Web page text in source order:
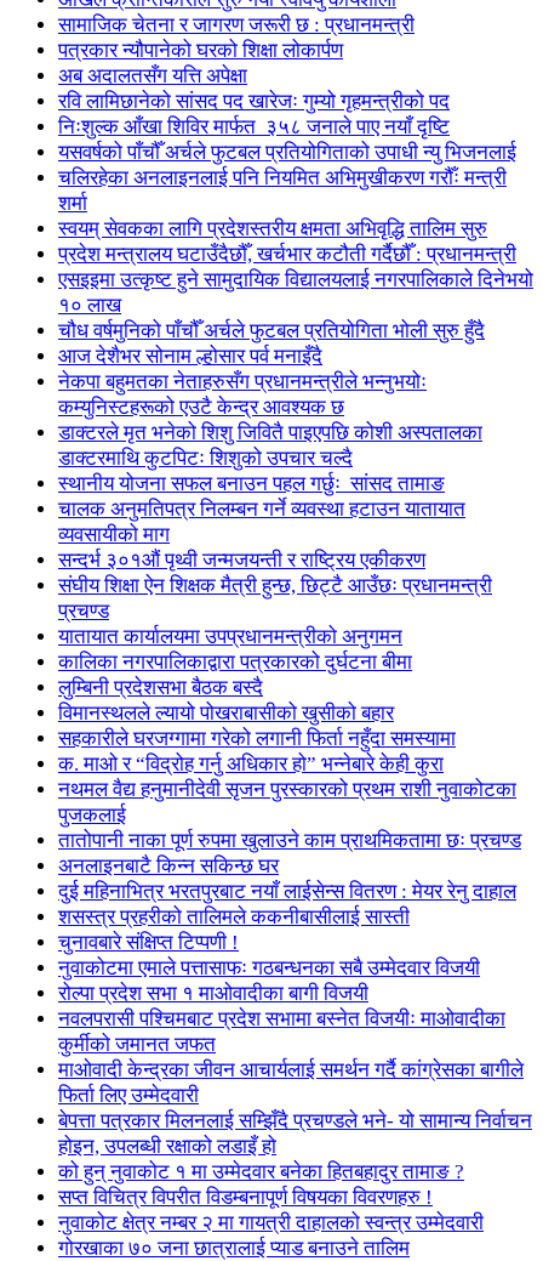
सामाजिक चेतना र जागरण जरूरी छ : प्रधानमन्त्री
पत्रकार न्यौपानेको घरको शिक्षा लोकार्पण
अब अदालतसँग यत्ति अपेक्षा
रवि लामिछानेको सांसद पद खारेजः गुम्यो गृहमन्त्रीको पद
निःशुल्क आँखा शिविर मार्फत ३५८ जनाले पाए नयाँ दृष्टि
यसवर्षको पाँचौँ अर्चले फुटबल प्रतियोगिताको उपाधी न्यु भिजनलाई
चलिरहेका अनलाइनलाई पनि नियमित अभिमुखीकरण गरौँः मन्त्री
शर्मा
स्वयम् सेवकका लागि प्रदेशस्तरीय क्षमता अभिवृद्धि तालिम सुरु
प्रदेश मन्त्रालय घटाउँदैछौँ, खर्चभार कटौती गर्दैछौँ : प्रधानमन्त्री
एसइइमा उत्कृष्ट हुने सामुदायिक विद्यालयलाई नगरपालिकाले दिनेभयो
१० लाख
चौध वर्षमुनिको पाँचौँ अर्चले फुटबल प्रतियोगिता भोली सुरु हुँदै
आज देशैभर सोनाम ल्होसार पर्व मनाइँदै
नेकपा बहुमतका नेताहरुसँग प्रधानमन्त्रीले भन्नुभयोः
कम्युनिस्टहरूको एउटै केन्द्र आवश्यक छ
डाक्टरले मृत भनेको शिशु जिवितै पाइएपछि कोशी अस्पतालका
डाक्टरमाथि कुटपिटः शिशुको उपचार चल्दै
स्थानीय योजना सफल बनाउन पहल गर्छुः सांसद तामाङ
चालक अनुमतिपत्र निलम्बन गर्ने व्यवस्था हटाउन यातायात
व्यवसायीको माग
सन्दर्भ ३०१औं पृथ्वी जन्मजयन्ती र राष्ट्रिय एकीकरण
संघीय शिक्षा ऐन शिक्षक मैत्री हुन्छ, छिट्टै आउँछः प्रधानमन्त्री
प्रचण्ड
यातायात कार्यालयमा उपप्रधानमन्त्रीको अनुगमन
कालिका नगरपालिकाद्वारा पत्रकारको दुर्घटना बीमा
लुम्बिनी प्रदेशसभा बैठक बस्दै
विमानस्थलले ल्यायो पोखराबासीको खुसीको बहार
सहकारीले घरजग्गामा गरेको लगानी फिर्ता नहुँदा समस्यामा
क. माओ र “विद्रोह गर्नु अधिकार हो” भन्नेबारे केही कुरा
नथमल वैद्य हनुमानीदेवी सृजन पुरस्कारको प्रथम राशी नुवाकोटका
पुजकलाई
तातोपानी नाका पूर्ण रुपमा खुलाउने काम प्राथमिकतामा छः प्रचण्ड
अनलाइनबाटै किन्न सकिन्छ घर
दुई महिनाभित्र भरतपुरबाट नयाँ लाईसेन्स वितरण : मेयर रेनु दाहाल
शसस्त्र प्रहरीको तालिमले ककनीबासीलाई सास्ती
चुनावबारे संक्षिप्त टिप्पणी !
नुवाकोटमा एमाले पत्तासाफः गठबन्धनका सबै उम्मेदवार विजयी
रोल्पा प्रदेश सभा १ माओवादीका बागी विजयी
नवलपरासी पश्चिमबाट प्रदेश सभामा बस्नेत विजयीः माओवादीका
कुर्मीको जमानत जफत
माओवादी केन्द्रका जीवन आचार्यलाई समर्थन गर्दै कांग्रेसका बागीले
फिर्ता लिए उम्मेदवारी
बेपत्ता पत्रकार मिलनलाई सम्झिँदै प्रचण्डले भने- यो सामान्य निर्वाचन
होइन, उपलब्धी रक्षाको लडाइँ हो
को हुन् नुवाकोट १ मा उम्मेदवार बनेका हितबहादुर तामाङ ?
सप्त विचित्र विपरीत विडम्बनापूर्ण विषयका विवरणहरु !
नुवाकोट क्षेत्र नम्बर २ मा गायत्री दाहालको स्वन्त्र उम्मेदवारी
गोरखाका ७० जना छात्रालाई प्याड बनाउने तालिम